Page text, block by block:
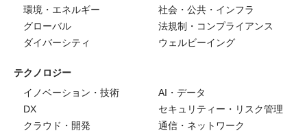
環境・エネルギー
社会・公共・インフラ
グローバル
法規制・コンプライアンス
ダイバーシティ
ウェルビーイング
テクノロジー
イノベーション・技術
AI・データ
DX
セキュリティー・リスク管理
クラウド・開発
通信・ネットワーク